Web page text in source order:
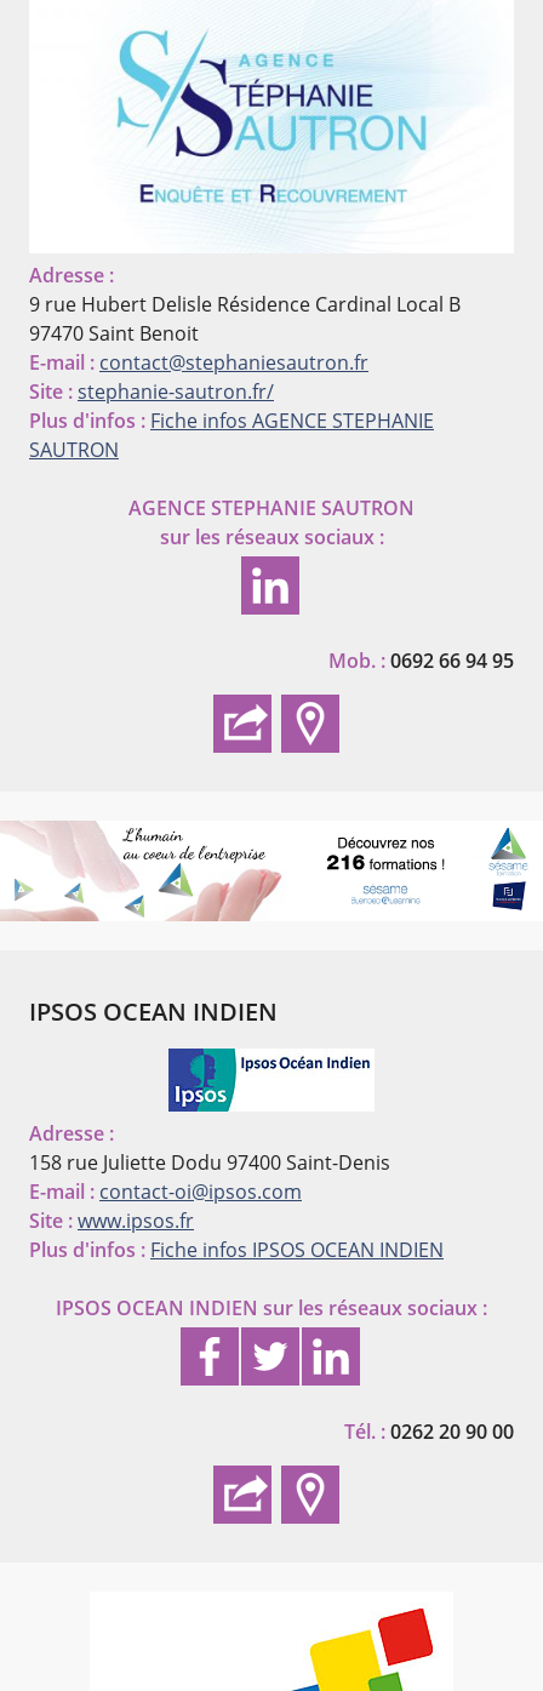
Adresse :
9 rue Hubert Delisle Résidence Cardinal Local B
97470 Saint Benoit
E-mail : contact@stephaniesautron.fr
Site :stephanie-sautron.fr/
Plus d'infos : Fiche infos AGENCE STEPHANIE
SAUTRON
AGENCE STEPHANIE SAUTRON
sur les réseaux sociaux :
Mob. :0692 66 94 95
IPSOS OCEAN INDIEN
Adresse :
158 rue Juliette Dodu 97400 Saint-Denis
E-mail : contact-oi@ipsos.com
Site :www.ipsos.fr
Plus d'infos : Fiche infos IPSOS OCEAN INDIEN
IPSOS OCEAN INDIEN sur les réseaux sociaux :
Tél. :0262 20 90 00